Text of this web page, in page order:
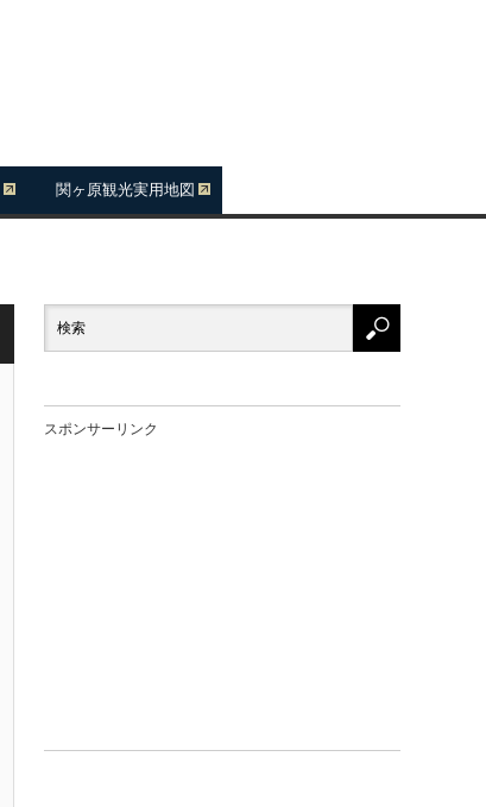
関ヶ原観光実用地図
スポンサーリンク